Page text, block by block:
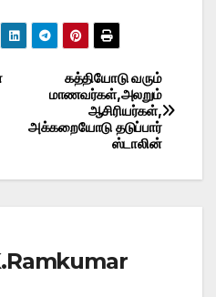
கத்தியோடு வரும்
மாணவர்கள்,அலறும்
ஆசிரியர்கள்,
அக்கறையோடு தடுப்பார்
ஸ்டாலின்